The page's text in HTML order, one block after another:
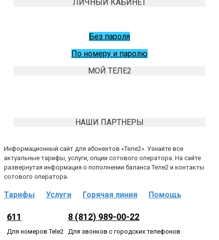
ЛИЧНЫЙ КАБИНЕТ
Без пароля
По номеру и паролю
МОЙ ТЕЛЕ2
НАШИ ПАРТНЕРЫ
Информационный сайт для абонентов «Теле2». Узнайте все
актуальные тарифы, услуги, опции сотового оператора. На сайте
развернутая информация о пополнении баланса Теле2 и контакты
сотового оператора.
Тарифы Услуги Горячая линия Помощь
611 8 (812) 989-00-22
Для номеров Tele2 Для звонков с городских телефонов